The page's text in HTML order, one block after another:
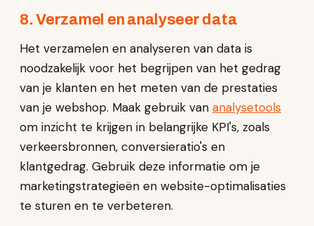
8. Verzamel en analyseer data
Het verzamelen en analyseren van data is
noodzakelijk voor het begrijpen van het gedrag
van je klanten en het meten van de prestaties
van je webshop. Maak gebruik van analysetools
om inzicht te krijgen in belangrijke KPI's, zoals
verkeersbronnen, conversieratio's en
klantgedrag. Gebruik deze informatie om je
marketingstrategieën en website-optimalisaties
te sturen en te verbeteren.